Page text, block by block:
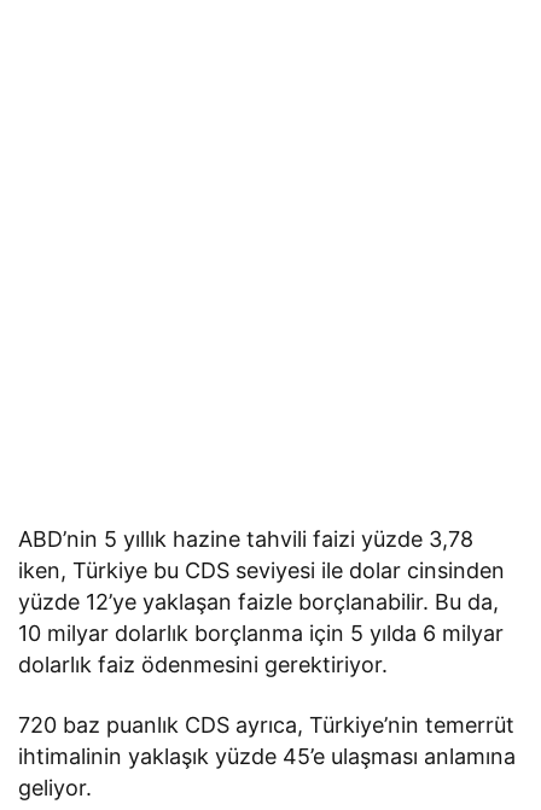
ABD’nin 5 yıllık hazine tahvili faizi yüzde 3,78
iken, Türkiye bu CDS seviyesi ile dolar cinsinden
yüzde 12’ye yaklaşan faizle borçlanabilir. Bu da,
10 milyar dolarlık borçlanma için 5 yılda 6 milyar
dolarlık faiz ödenmesini gerektiriyor.
720 baz puanlık CDS ayrıca, Türkiye’nin temerrüt
ihtimalinin yaklaşık yüzde 45’e ulaşması anlamına
geliyor.